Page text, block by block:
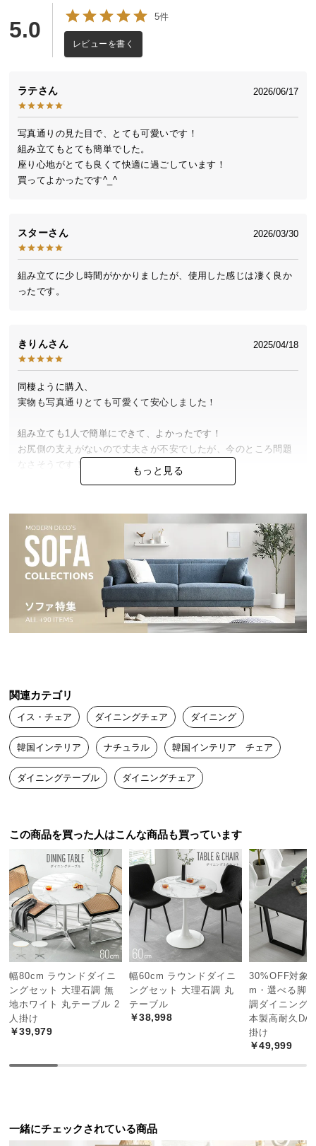
料
て
商
品
に
い
て
型
商
品
の
配
に
つ
型
商
品
送
に
開
梱
設
サ
ス
い
て
搬
入
経
路
に
つ
い
ャ
ン
5.0
5件
レビューを書く
ラテ 2026/06/17
写真通りの見た目で、とても可愛いです！
組み立てもとても簡単でした。
座り心地がとても良くて快適に過ごしています！
買ってよかったです^_^
スター 2026/03/30
組み立てに少し時間がかかりましたが、使用した感じは凄く良か
ったです。
きりん 2025/04/18
同棲ように購入、
実物も写真通りとても可愛くて安心しました！
組み立ても1人で簡単にできて、よかったです！
お尻側の支えがないので丈夫さが不安でしたが、今のところ問題
なさそうです！
大切に使おうと思います！
ひよこ 30代 女性 2024/09/11
組み立てが簡単で、女性1人でできました！見た目も可愛く、汚れ
ても拭くことができ、大変満足しております！
メロンソーダ
背中に汗をかきやすいため、ムレを気にせずに使えます。足にキ
ャップがついているため、床の傷つきを防げて安心して使ってい
ます。
もっと見る
関連カテゴリ
イス・チェア ダイニングチェア ダイニング
韓国インテリア ナチュラル 韓国インテリア チェア
ダイニングテーブル ダイニングチェア
この商品を買った人はこんな商品も買っています
幅80cm ラウンドダイニ
ングセット 大理石調 無
地ホワイト 丸テーブル 2
人掛け
￥39,979
幅60cm ラウンドダイニ
ングセット 大理石調 丸
テーブル
￥38,998
30%OFF対象!
m・選べる脚
調ダイニング
本製高耐久
掛け
￥49,999
一緒にチェックされている商品